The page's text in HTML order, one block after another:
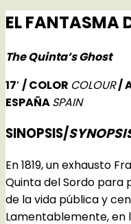
EL FANTASMA
The Quinta’s Ghost
17′ / COLOR COLOUR/
ESPAÑASPAIN
SINOPSIS/
En 1819, un exhausto
Quinta del Sordo para
de la vida pública y
Lamentablemente, en